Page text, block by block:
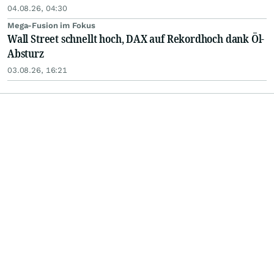
04.08.26, 04:30
Mega-Fusion im Fokus
Wall Street schnellt hoch, DAX auf Rekordhoch dank Öl-
Absturz
03.08.26, 16:21